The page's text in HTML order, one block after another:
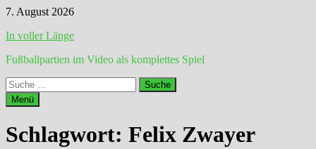
Zum
springen
7. August 2026
In voller Länge
Fußballpartien im Video als komplettes Spiel
Suche
nach:
Menü
Schlagwort: Felix Zwayer